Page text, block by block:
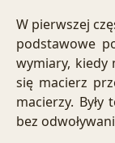
W pierwszej
podstawowe
wymiary, kiedy
się macierz
macierzy.
bez